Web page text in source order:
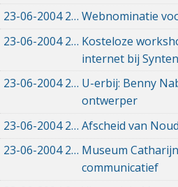
23-06-200423-06-2004 00:00
Webnominatie
23-06-200423-06-2004 00:00
Kosteloze
internet bij
23-06-200423-06-2004 00:00
U-erbij: Benny
ontwerper
23-06-200423-06-2004 00:00
Afscheid van
23-06-200423-06-2004 00:00
Museum
communicatief